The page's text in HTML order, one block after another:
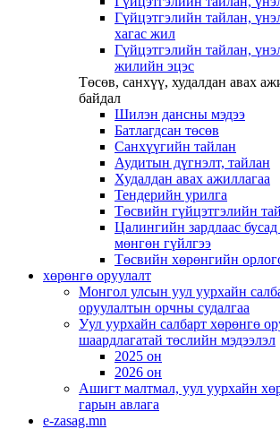
Гүйцэтгэлийн тайлан,
хагас жил
Гүйцэтгэлийн тайлан,
жилийн эцэс
Төсөв, санхүү, худалдан авах
байдал
Шилэн дансны мэдээ
Батлагдсан төсөв
Санхүүгийн тайлан
Аудитын дүгнэлт, тайлан
Худалдан авах ажиллагаа
Тендерийн урилга
Төсвийн гүйцэтгэлийн
Цалингийн зардлаас
мөнгөн гүйлгээ
Төсвийн хөрөнгийн
хөрөнгө оруулалт
Монгол улсын уул уурхайн
оруулалтын орчны судалгаа
Уул уурхайн салбарт хөрөнгө
шаардлагатай төслийн мэдээлэл
2025 он
2026 он
Ашигт малтмал, уул уурхайн
гарын авлага
e-zasag.mn